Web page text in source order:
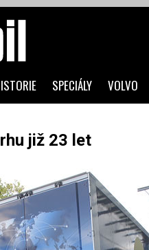
již 23 let
SPECIÁLY VOLVO